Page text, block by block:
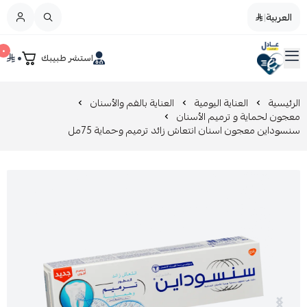
العربية|
صيدليات عادل استشر طبيبك ٠ ٠ القائمة الرئيسية
تخفيضات
المدونة
عرض الكل
مزيل طلاء الأظافر
العناية بالطفل و الأم
عرض الكل
العناية اليومية
الرئيسية العناية اليومية العناية بالفم والأسنان
معجون لحماية و ترميم الأسنان
سنسوداين معجون اسنان انتعاش زائد ترميم وحماية 75مل